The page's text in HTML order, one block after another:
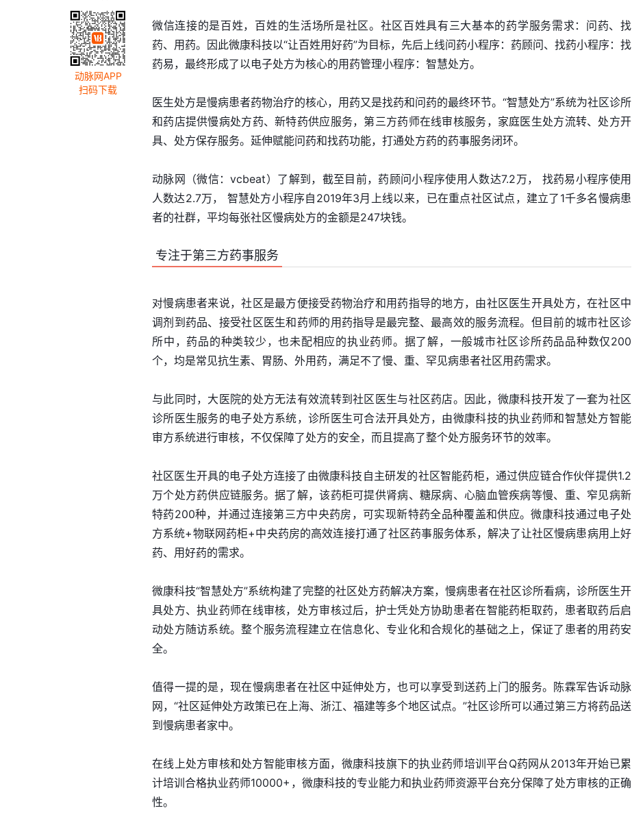
动脉网APP
扫码下载
微信连接的是百姓，百姓的生活场所是社区。社区百姓具有三大基本的药学服务需求：问药、找
药、用药。因此微康科技以“让百姓用好药”为目标，先后上线问药小程序：药顾问、找药小程序：找
药易，最终形成了以电子处方为核心的用药管理小程序：智慧处方。
医生处方是慢病患者药物治疗的核心，用药又是找药和问药的最终环节。“智慧处方”系统为社区诊所
和药店提供慢病处方药、新特药供应服务，第三方药师在线审核服务，家庭医生处方流转、处方开
具、处方保存服务。延伸赋能问药和找药功能，打通处方药的药事服务闭环。
动脉网（微信：vcbeat）了解到，截至目前，药顾问小程序使用人数达7.2万， 找药易小程序使用
人数达2.7万， 智慧处方小程序自2019年3月上线以来，已在重点社区试点，建立了1千多名慢病患
者的社群，平均每张社区慢病处方的金额是247块钱。
专注于第三方药事服务
对慢病患者来说，社区是最方便接受药物治疗和用药指导的地方，由社区医生开具处方，在社区中
调剂到药品、接受社区医生和药师的用药指导是最完整、最高效的服务流程。但目前的城市社区诊
所中，药品的种类较少，也未配相应的执业药师。据了解，一般城市社区诊所药品品种数仅200
个，均是常见抗生素、胃肠、外用药，满足不了慢、重、罕见病患者社区用药需求。
与此同时，大医院的处方无法有效流转到社区医生与社区药店。因此，微康科技开发了一套为社区
诊所医生服务的电子处方系统，诊所医生可合法开具处方，由微康科技的执业药师和智慧处方智能
审方系统进行审核，不仅保障了处方的安全，而且提高了整个处方服务环节的效率。
社区医生开具的电子处方连接了由微康科技自主研发的社区智能药柜，通过供应链合作伙伴提供1.2
万个处方药供应链服务。据了解，该药柜可提供肾病、糖尿病、心脑血管疾病等慢、重、窄见病新
特药200种，并通过连接第三方中央药房，可实现新特药全品种覆盖和供应。微康科技通过电子处
方系统+物联网药柜+中央药房的高效连接打通了社区药事服务体系，解决了让社区慢病患病用上好
药、用好药的需求。
微康科技“智慧处方”系统构建了完整的社区处方药解决方案，慢病患者在社区诊所看病，诊所医生开
具处方、执业药师在线审核，处方审核过后，护士凭处方协助患者在智能药柜取药，患者取药后启
动处方随访系统。整个服务流程建立在信息化、专业化和合规化的基础之上，保证了患者的用药安
全。
值得一提的是，现在慢病患者在社区中延伸处方，也可以享受到送药上门的服务。陈霖军告诉动脉
网，“社区延伸处方政策已在上海、浙江、福建等多个地区试点。”社区诊所可以通过第三方将药品送
到慢病患者家中。
在线上处方审核和处方智能审核方面，微康科技旗下的执业药师培训平台Q药网从2013年开始已累
计培训合格执业药师10000+，微康科技的专业能力和执业药师资源平台充分保障了处方审核的正确
性。